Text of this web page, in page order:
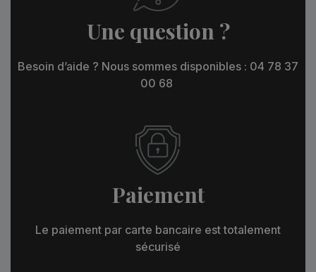
Une question ?
Besoin d’aide ? Nous sommes disponibles : 04 78 37
00 68
Paiement
Le paiement par carte bancaire est totalement
sécurisé